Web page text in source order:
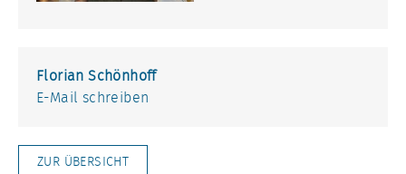
Florian Schönhoff
E-Mail schreiben
ZUR ÜBERSICHT